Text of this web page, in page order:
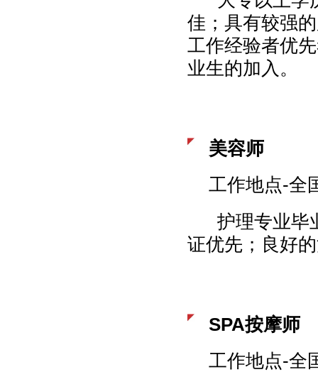
佳；具有较强
工作经验者优
业生的加入。
美容师
工作地点-全
护理专业毕
证优先；良好
SPA按摩师
工作地点-全